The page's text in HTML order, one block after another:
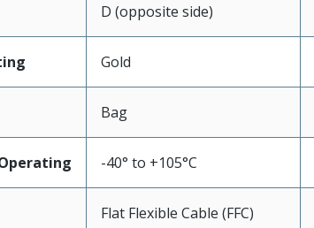
D (opposite side)
Gold
Bag
-40° to +105°C
Flat Flexible Cable (FFC)